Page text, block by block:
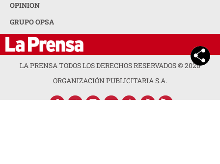
OPINION
GRUPO OPSA
LA PRENSA TODOS LOS DERECHOS RESERVADOS ©2026
ORGANIZACIÓN PUBLICITARIA S.A.